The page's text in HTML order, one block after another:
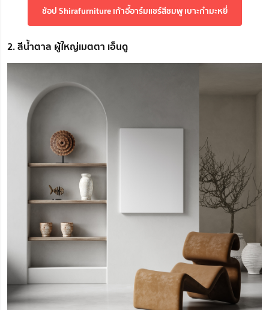
ช้อป Shirafurniture เก้าอี้อาร์มแชร์สีชมพู เบาะกำมะหยี่
2. สีน้ำตาล ผู้ใหญ่เมตตา เอ็นดู